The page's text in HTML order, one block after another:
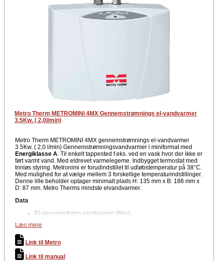
Metro Therm METROMINI 4MX Gennemstrømnings el-vandvarmer
3.5Kw. ( 2,0l/min)
Metro Therm METROMINI 4MX gennemstrømnings el-vandvarmer
3.5Kw. ( 2,0 l/min) Gennemstrømningsvandvarmer i miniformat med
Energiklasse A. Til enkelt tappested f.eks. ved en vask hvor der ikke er
ført varmt vand. Med eldrevet varmelegeme. Indbygget termostat med
trinløs styring. Metronimi er forudindstillet til udløbstemperatur på 38°C.
Med mulighed for at vælge mellem 3 forskellige temperaturindstillinger.
Denne lille beholder optager minimalt plads H: 135 mm x B: 186 mm x
D: 87 mm. Metro Therms mindste elvandvarmer.
Data
El-gennemstrøms vandvarmer (Mini)
Vægt: 1,5 kg
Energiklasse A
Med 3 forskellige temperaturindstillinger
Læs mere
Link til Metro
Link til manual